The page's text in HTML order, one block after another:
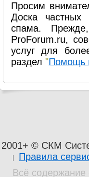
Просим
Доска частных
спама.
ProForum.ru,
услуг для
раздел "Помощь
2001+ © СКМ
Правила
Всё содержание